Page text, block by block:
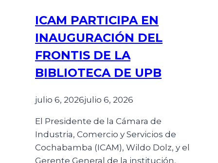
ICAM PARTICIPA EN
INAUGURACIÓN DEL
FRONTIS DE LA
BIBLIOTECA DE UPB
julio 6, 2026julio 6, 2026
El Presidente de la Cámara de
Industria, Comercio y Servicios de
Cochabamba (ICAM), Wildo Dolz, y el
Gerente General de la institución,